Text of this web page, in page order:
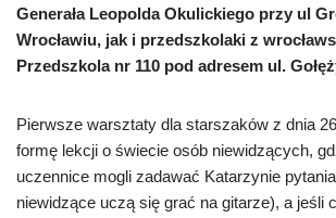
Generała Leopolda Okulickiego przy ul
Wrocławiu, jak i przedszkolaki z
Przedszkola nr 110 pod adresem ul.
Pierwsze warsztaty dla starszaków z dnia
formę lekcji o świecie osób niewidzących,
uczennice mogli zadawać Katarzynie
niewidzące uczą się grać na gitarze), a jeśli